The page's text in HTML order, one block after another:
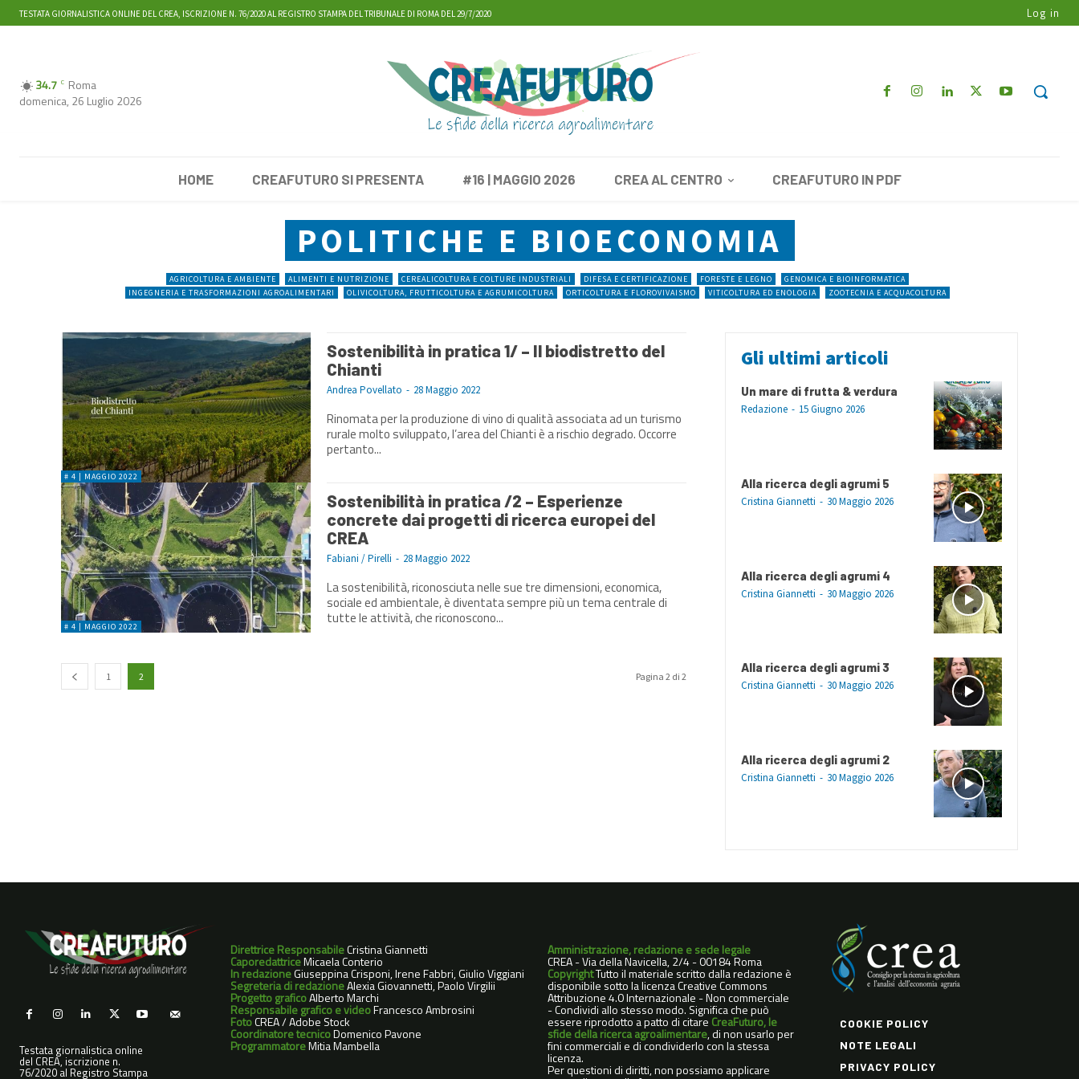
TESTATA GIORNALISTICA ONLINE DEL CREA, ISCRIZIONE N. 76/2020 AL REGISTRO STAMPA DEL TRIBUNALE DI ROMA DEL 29/7/2020 Log in
34.7 C Roma
domenica, 26 Luglio 2026
HOME CREAFUTURO SI PRESENTA #16 | MAGGIO 2026 CREA AL CENTRO CREAFUTURO IN PDF
POLITICHE E BIOECONOMIA
AGRICOLTURA E AMBIENTE ALIMENTI E NUTRIZIONE CEREALICOLTURA E COLTURE INDUSTRIALI DIFESA E CERTIFICAZIONE FORESTE E LEGNO
GENOMICA E BIOINFORMATICA
INGEGNERIA E TRASFORMAZIONI AGROALIMENTARI
OLIVICOLTURA, FRUTTICOLTURA E AGRUMICOLTURA ORTICOLTURA E FLOROVIVAISMO VITICOLTURA ED ENOLOGIA ZOOTECNIA E ACQUACOLTURA
# 4 | MAGGIO 2022
Sostenibilità in pratica 1/ – Il biodistretto del
Chianti
Andrea Povellato - 28 Maggio 2022
Rinomata per la produzione di vino di qualità associata ad un turismo
rurale molto sviluppato, l’area del Chianti è a rischio degrado. Occorre
pertanto...
# 4 | MAGGIO 2022
Sostenibilità in pratica /2 – Esperienze
concrete dai progetti di ricerca europei del
CREA
Fabiani / Pirelli - 28 Maggio 2022
La sostenibilità, riconosciuta nelle sue tre dimensioni, economica,
sociale ed ambientale, è diventata sempre più un tema centrale di
tutte le attività, che riconoscono...
1 2 Pagina 2 di 2
Gli ultimi articoli
Un mare di frutta & verdura
Redazione - 15 Giugno 2026
Alla ricerca degli agrumi 5
Cristina Giannetti - 30 Maggio 2026
Alla ricerca degli agrumi 4
Cristina Giannetti - 30 Maggio 2026
Alla ricerca degli agrumi 3
Cristina Giannetti - 30 Maggio 2026
Alla ricerca degli agrumi 2
Cristina Giannetti - 30 Maggio 2026
Testata giornalistica online
del CREA, iscrizione n.
76/2020 al Registro Stampa
Direttrice ResponsabileCristina Giannetti
CaporedattriceMicaela Conterio
In redazioneGiuseppina Crisponi, Irene Fabbri, Giulio Viggiani
Segreteria di redazioneAlexia Giovannetti, Paolo Virgilii
Progetto graficoAlberto Marchi
Responsabile grafico e videoFrancesco Ambrosini
FotoCREA / Adobe Stock
Coordinatore tecnicoDomenico Pavone
ProgrammatoreMitia Mambella
Amministrazione, redazione e sede legale
CREA - Via della Navicella, 2/4 - 00184 Roma
CopyrightTutto il materiale scritto dalla redazione è
disponibile sotto la licenza Creative Commons
Attribuzione 4.0 Internazionale - Non commerciale
- Condividi allo stesso modo. Significa che può
essere riprodotto a patto di citare CreaFuturo, le
sfide della ricerca agroalimentare, di non usarlo per
fini commerciali e di condividerlo con la stessa
licenza.
Per questioni di diritti, non possiamo applicare
COOKIE POLICY
NOTE LEGALI
PRIVACY POLICY